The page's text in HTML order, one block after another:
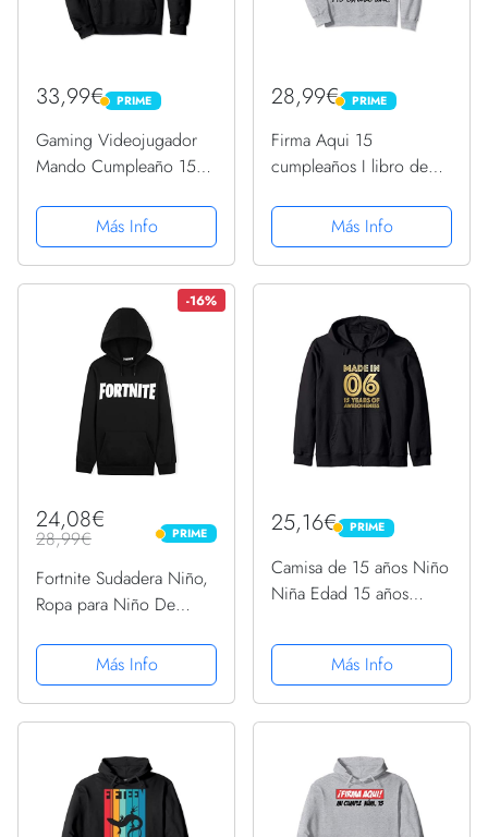
33,99€ PRIME
PRIME
Gaming Videojugador
Mando Cumpleaño 15
Sudadera con Capucha
Más Info
28,99€ PRIME
PRIME
Firma Aqui 15
cumpleaños I libro de
Más Info
-16%
24,08€
28,99€ PRIME
PRIME
Fortnite Sudadera Niño,
Ropa para Niño De
con Capucha para
Niños, Gamer Regalos 7-
15 Años (11-12 años,
Más Info
25,16€ PRIME
PRIME
Camisa de 15 años Niño
Niña Edad 15 años
con Capucha
Más Info